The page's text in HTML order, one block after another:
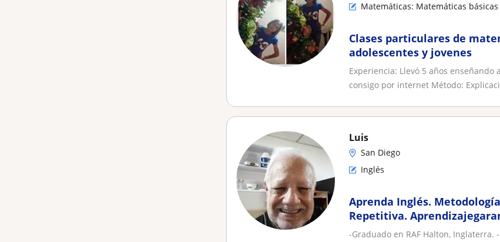
Matemáticas: Matemáticas básicas
Clases particulares de
adolescentes y jovenes
Experiencia: Llevó 5 años
consigo por internet Método:
Luis
San Diego
Inglés
Aprenda Inglés.
Repetitiva.
-Graduado en RAF Halton,